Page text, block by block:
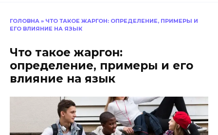
ГОЛОВНА » ЧТО ТАКОЕ ЖАРГОН: ОПРЕДЕЛЕНИЕ, ПРИМЕРЫ И
ЕГО ВЛИЯНИЕ НА ЯЗЫК
Что такое жаргон:
определение, примеры и его
влияние на язык